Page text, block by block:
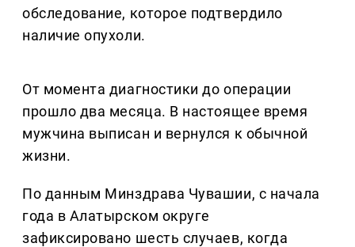
обследование, которое подтвердило
наличие опухоли.
От момента диагностики до операции
прошло два месяца. В настоящее время
мужчина выписан и вернулся к обычной
жизни.
По данным Минздрава Чувашии, с начала
года в Алатырском округе
зафиксировано шесть случаев, когда